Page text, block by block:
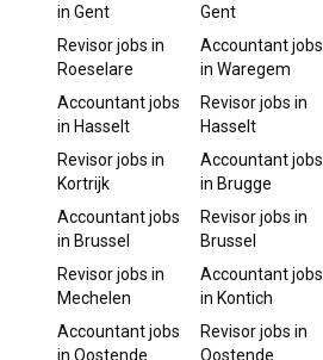
in Gent
Gent
Revisorjobs in
Roeselare
Accountantjobs
in Waregem
Accountantjobs
in Hasselt
Revisorjobs in
Hasselt
Revisorjobs in
Kortrijk
Accountantjobs
in Brugge
Accountantjobs
in Brussel
Revisorjobs in
Brussel
Revisorjobs in
Mechelen
Accountantjobs
in Kontich
Accountantjobs
in Oostende
Revisorjobs in
Oostende